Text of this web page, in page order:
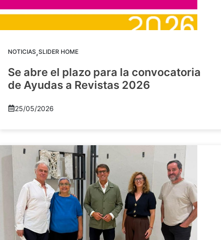
NOTICIAS,SLIDER HOME
Se abre el plazo para la convocatoria
de Ayudas a Revistas 2026
25/05/2026